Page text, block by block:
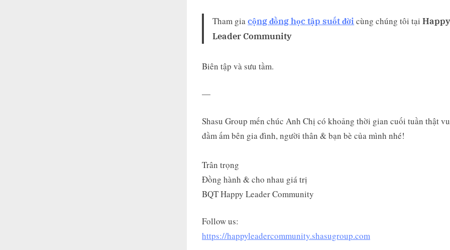
Tham giacộng đồng học tập suốt đời cùng chúng tôi tại
Leader Community
Biên tập và sưu tầm.
—
Shasu Group mến chúc Anh Chị có khoảng thời gian cuối tuần thật
đầm ấm bên gia đình, người thân & bạn bè của mình nhé!
Trân trọng
Đồng hành & cho nhau giá trị
BQT Happy Leader Community
Follow us:
https://happyleadercommunity.shasugroup.com